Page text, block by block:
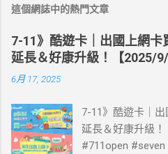
這個網誌中的熱門文章
7-11》酷遊卡｜出國上網卡
延長＆好康升級！【2025/9/
6月 17, 2025
7-11》酷遊卡｜
延長＆好康升級
#711open